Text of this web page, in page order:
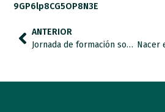
9GP6lp8CG5OP8N3E
ANTERIOR
Jornada de formación sobre legislación en TEA organizada por la asociación SuresTEA.